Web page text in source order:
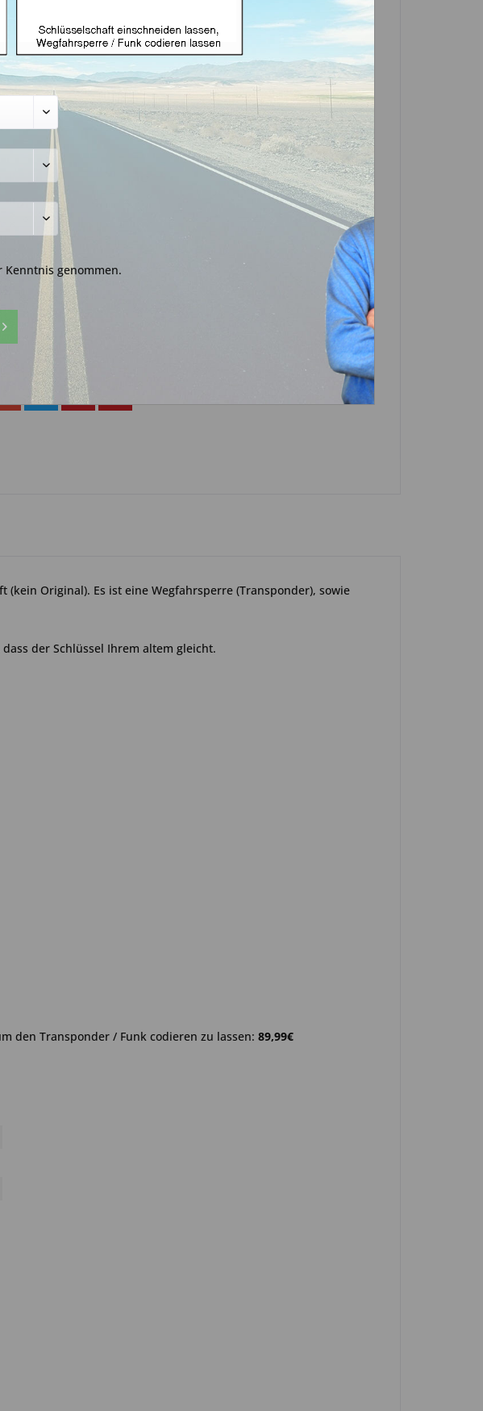
und HU100 (Aftermarket Produkt)
€ * 49,99 € * (34,01% gespart)
zzgl. Versandkosten
ca. 1-3 Werktage
Fragen zum Artikel?
Original). Es ist eine Wegfahrsperre (Transponder), sowie
der Schlüssel Ihrem altem gleicht.
den Transponder / Funk codieren zu lassen: 89,99€
Kenntnis genommen.